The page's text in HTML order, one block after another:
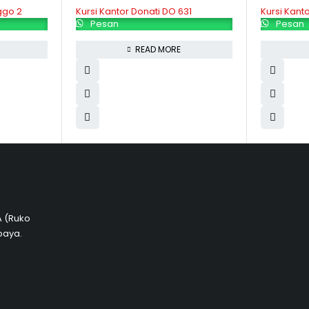
2
Kursi Kantor Donati DO 631
Pesan
READ MORE
Kursi
Pesan
(Ruko